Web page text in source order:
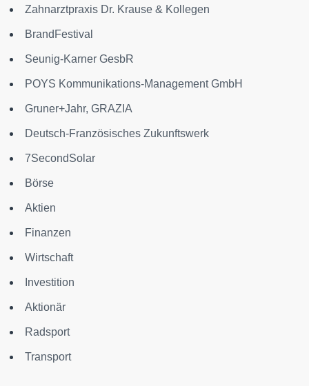
Zahnarztpraxis Dr. Krause & Kollegen
BrandFestival
Seunig-Karner GesbR
POYS Kommunikations-Management GmbH
Gruner+Jahr, GRAZIA
Deutsch-Französisches Zukunftswerk
7SecondSolar
Börse
Aktien
Finanzen
Wirtschaft
Investition
Aktionär
Radsport
Transport